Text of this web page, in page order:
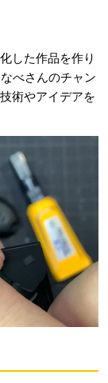
した作品を作り
べさんのチャン
術やアイデアを